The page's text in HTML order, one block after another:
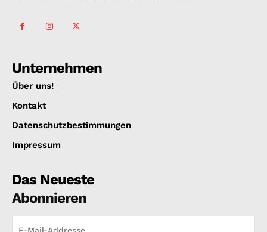
Unternehmen
Über uns!
Kontakt
Datenschutzbestimmungen
Impressum
Das Neueste
Abonnieren